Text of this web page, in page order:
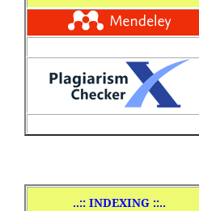
..:: INDEXING ::..